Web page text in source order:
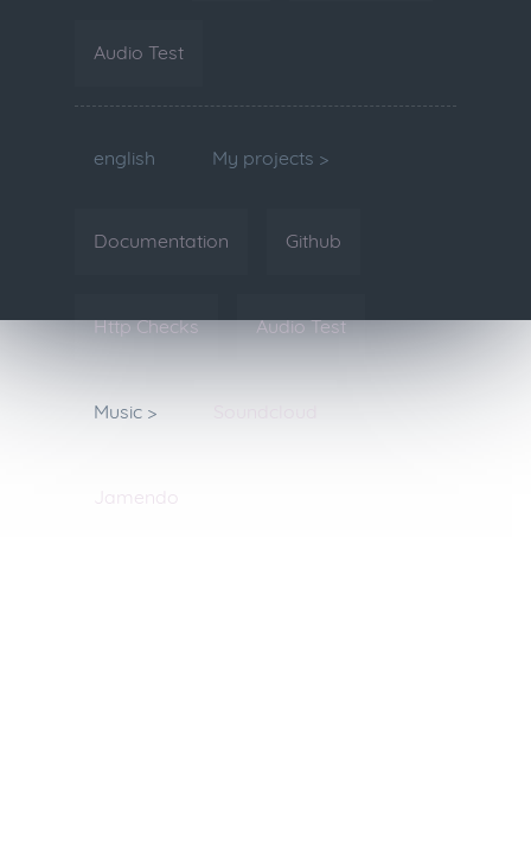
Audio Test
english My projects >
Documentation Github
Http Checks Audio Test
Music >
Jamendo